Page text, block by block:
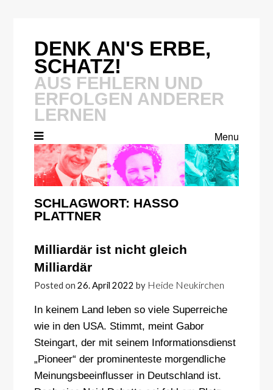
DENK AN'S ERBE,
SCHATZ!
AUS FEHLERN UND
ERFOLGEN ANDERER
LERNEN
Menu
SCHLAGWORT: HASSO
PLATTNER
Milliardär ist nicht gleich
Milliardär
Posted on 26. April 2022 by Heide Neukirchen
In keinem Land leben so viele Superreiche
wie in den USA. Stimmt, meint Gabor
Steingart, der mit seinem Informationsdienst
„Pioneer“ der prominenteste morgendliche
Meinungsbeeinflusser in Deutschland ist.